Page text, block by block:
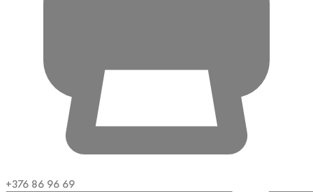
+376 86 96 69